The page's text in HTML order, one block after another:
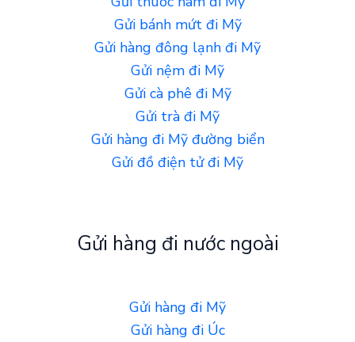
Gửi bánh mứt đi Mỹ
Gửi hàng đông lạnh đi Mỹ
Gửi nệm đi Mỹ
Gửi cà phê đi Mỹ
Gửi trà đi Mỹ
Gửi hàng đi Mỹ đường biển
Gửi đồ điện tử đi Mỹ
Gửi hàng đi nước ngoài
Gửi hàng đi Mỹ
Gửi hàng đi Úc